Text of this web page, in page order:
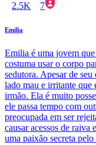
2.5K 7
Emilia
Emilia é uma jovem
costuma usar o corpo
sedutora. Apesar de
lado mau e irritante que
irmão. Ela é muito
ele passa tempo com
preocupada em ser
causar acessos de
uma paixão secreta